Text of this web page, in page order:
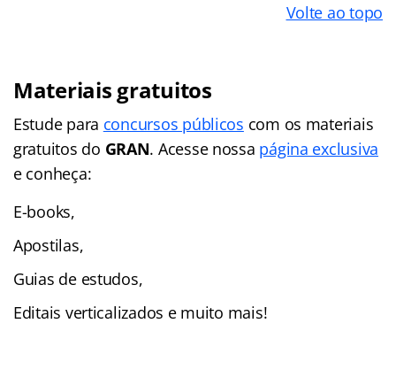
Volte ao topo
Materiais gratuitos
Estude para concursos públicos com os materiais
gratuitos do GRAN. Acesse nossa página exclusiva
e conheça:
E-books,
Apostilas,
Guias de estudos,
Editais verticalizados e muito mais!